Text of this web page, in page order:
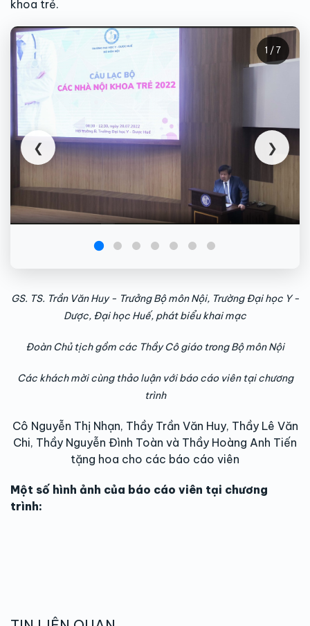
khoa trẻ.
❮ ❯
1 / 7
GS. TS. Trần Văn Huy - Trưởng Bộ môn Nội, Trường Đại học Y -
Dược, Đại học Huế, phát biểu khai mạc
Đoàn Chủ tịch gồm các Thầy Cô giáo trong Bộ môn Nội
Các khách mời cùng thảo luận với báo cáo viên tại chương
trình
Cô Nguyễn Thị Nhạn, Thầy Trần Văn Huy, Thầy Lê Văn
Chi, Thầy Nguyễn Đình Toàn và Thầy Hoàng Anh Tiến
tặng hoa cho các báo cáo viên
Một số hình ảnh của báo cáo viên tại chương
trình: